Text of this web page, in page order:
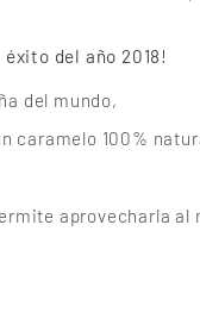
del año 2018!
del mundo,
caramelo 100%
aprovecharla al